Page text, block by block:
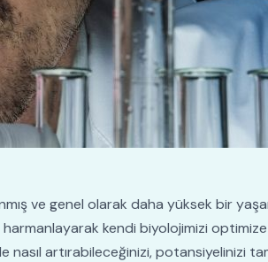
ve genel olarak daha yüksek bir
kendi biyolojimizi
artırabileceğinizi, potansiyelinizi